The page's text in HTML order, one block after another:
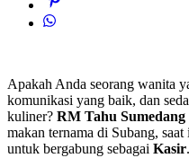
Apakah Anda seorang wanita
komunikasi yang baik, dan
kuliner? RM Tahu Sumedang
makan ternama di Subang,
untuk bergabung sebagai Kasir.